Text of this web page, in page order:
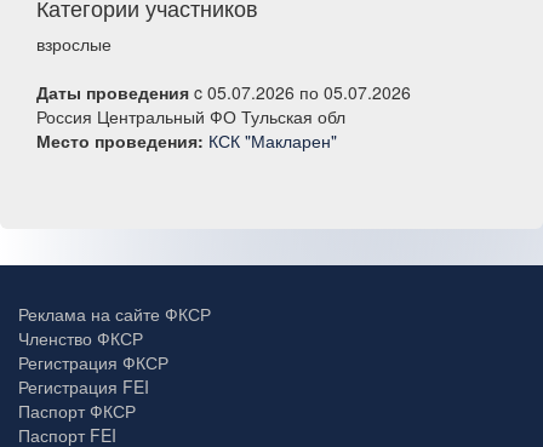
Категории участников
взрослые
Даты проведения c 05.07.2026 по 05.07.2026
Россия Центральный ФО Тульская обл
Место проведения: КСК "Макларен"
Реклама на сайте ФКСР
Членство ФКСР
Регистрация ФКСР
Регистрация FEI
Паспорт ФКСР
Паспорт FEI